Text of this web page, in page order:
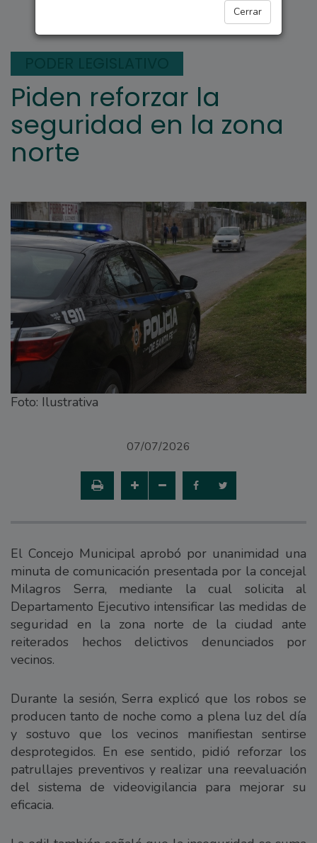
Cerrar
Piden reforzar la
seguridad en la zona
norte
Foto: Ilustrativa
07/07/2026
El Concejo Municipal aprobó por unanimidad una
minuta de comunicación presentada por la concejal
Milagros Serra, mediante la cual solicita al
Departamento Ejecutivo intensificar las medidas de
seguridad en la zona norte de la ciudad ante
reiterados hechos delictivos denunciados por
vecinos.
Durante la sesión, Serra explicó que los robos se
producen tanto de noche como a plena luz del día
y sostuvo que los vecinos manifiestan sentirse
desprotegidos. En ese sentido, pidió reforzar los
patrullajes preventivos y realizar una reevaluación
del sistema de videovigilancia para mejorar su
eficacia.